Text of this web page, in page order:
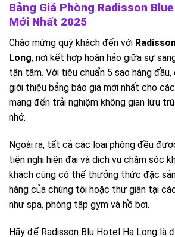
Bảng Giá Phòng Radisson
Mới Nhất 2025
Chào mừng quý khách đến với
Long, nơi kết hợp hoàn hảo giữa sự
tận tâm. Với tiêu chuẩn 5 sao hàng
giới thiệu bảng báo giá mới nhất cho
mang đến trải nghiệm không gian lưu
nhớ.
Ngoài ra, tất cả các loại phòng đều
tiện nghi hiện đại và dịch vụ chăm sóc
khách cũng có thể thưởng thức đặc
hàng của chúng tôi hoặc thư giãn tại
như spa, phòng tập gym và hồ bơi.
Hãy để Radisson Blu Hotel Hạ Long là